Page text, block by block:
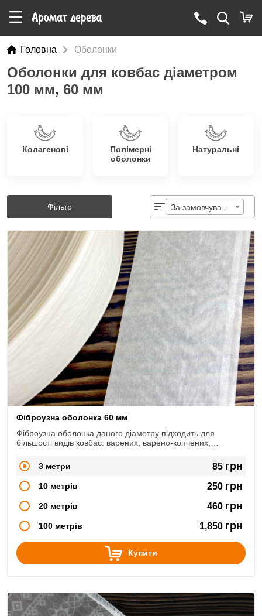
Головна Оболонки
Оболонки для ковбас діаметром
100 мм, 60 мм
Колагенові
Полімерні
оболонки
Натуральні
Фільтр
Фіброузна оболонка 60 мм
Фіброузна оболонка даного діаметру підходить для
більшості видів ковбас: варених, варено-копчених,
3 метри
85 грн
10 метрів 250 грн
20 метрів 460 грн
100 метрів 1,850 грн
Купити